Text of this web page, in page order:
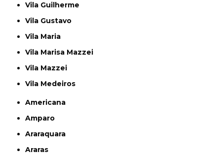
Vila Guilherme
Vila Gustavo
Vila Maria
Vila Marisa Mazzei
Vila Mazzei
Vila Medeiros
Americana
Amparo
Araraquara
Araras